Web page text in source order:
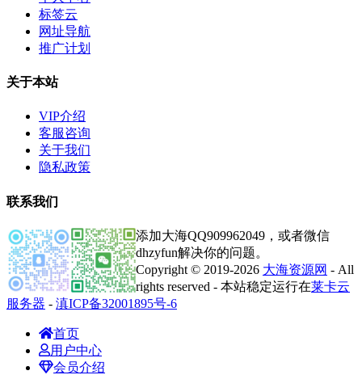
标签云
网址导航
推广计划
关于本站
VIP介绍
客服咨询
关于我们
隐私政策
联系我们
添加大海QQ909962049，或者微信
dhzyfun解决你的问题。
Copyright © 2019-2026 大海资源网 - All
rights reserved - 本站稳定运行在莱卡云
服务器 - 滇ICP备32001895号-6
首页
用户中心
会员介绍